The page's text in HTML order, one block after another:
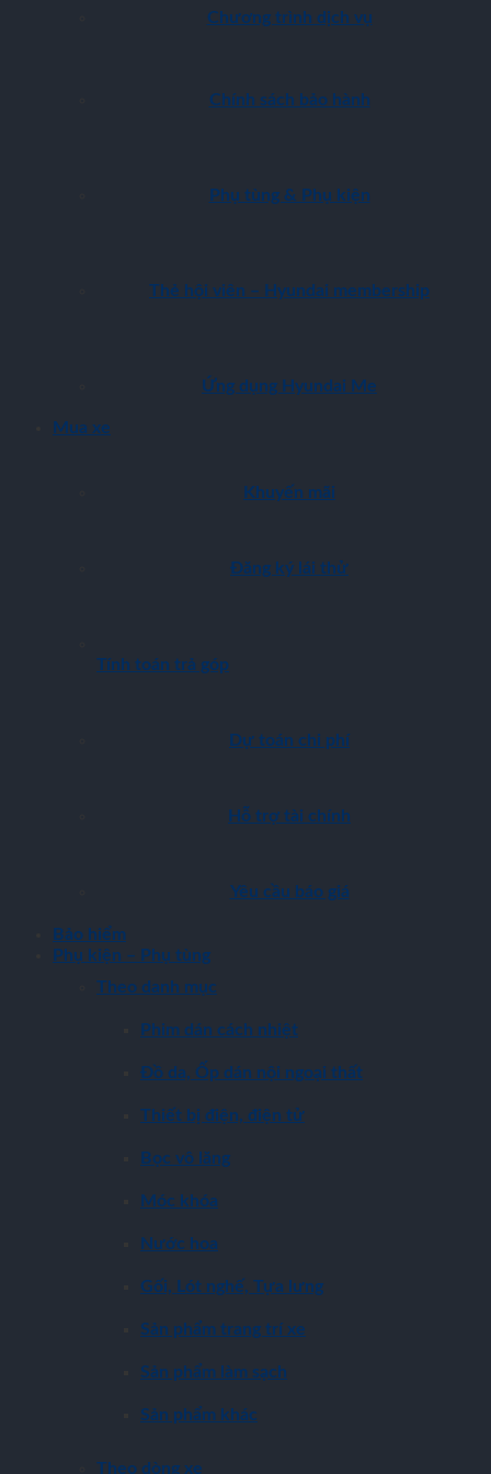
Chương trình dịch vụ
Chính sách bảo hành
Phụ tùng & Phụ kiện
Thẻ hội viên – Hyundai membership
Ứng dụng Hyundai Me
Mua xe
Khuyến mãi
Đăng ký lái thử
Tính toán trả góp
Dự toán chi phí
Hỗ trợ tài chính
Yêu cầu báo giá
Bảo hiểm
Phụ kiện – Phụ tùng
Theo danh mục
Phim dán cách nhiệt
Đồ da, Ốp dán nội ngoại thất
Thiết bị điện, điện tử
Bọc vô lăng
Móc khóa
Nước hoa
Gối, Lót nghế, Tựa lưng
Sản phẩm trang trí xe
Sản phẩm làm sạch
Sản phẩm khác
Theo dòng xe